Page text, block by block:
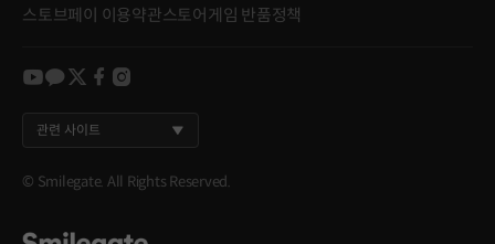
스토브페이 이용약관스토어게임 반품정책
youtube
kakao
twitter
facebook
instagram
관련 사이트
© Smilegate. All Rights Reserved.